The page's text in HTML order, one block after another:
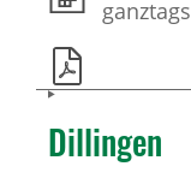
ganztags
Dillingen